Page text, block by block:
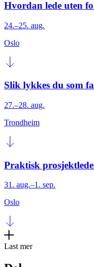
Hvordan lede uten
24.–25. aug.
Oslo
Slik lykkes du som
27.–28. aug.
Trondheim
Praktisk
31. aug.–1. sep.
Oslo
Last mer